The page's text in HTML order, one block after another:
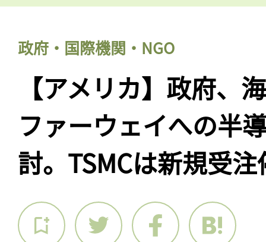
政府・国際機関・NGO
【アメリカ】政府、
ファーウェイへの半
討。TSMCは新規受